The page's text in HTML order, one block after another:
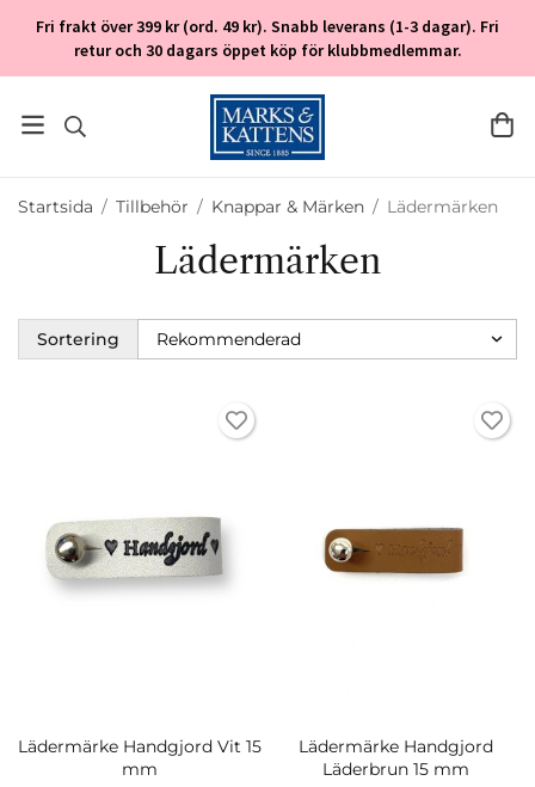
Fri frakt över 399 kr (ord. 49 kr). Snabb leverans (1-3 dagar). Fri
retur och 30 dagars öppet köp för klubbmedlemmar.
Startsida / Tillbehör / Knappar & Märken / Lädermärken
Lädermärken
Sortering
Lädermärke Handgjord Vit 15
mm
Lädermärke Handgjord
Läderbrun 15 mm